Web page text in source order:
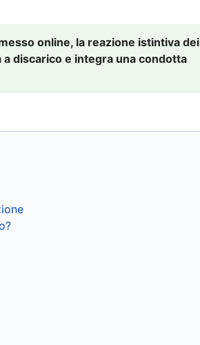
online, la reazione istintiva dei
discarico e integra una condotta